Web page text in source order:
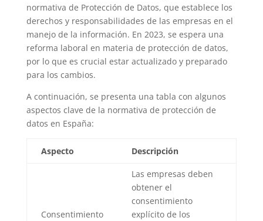
normativa de Protección de Datos, que establece los
derechos y responsabilidades de las empresas en el
manejo de la información. En 2023, se espera una
reforma laboral en materia de protección de datos,
por lo que es crucial estar actualizado y preparado
para los cambios.
A continuación, se presenta una tabla con algunos
aspectos clave de la normativa de protección de
datos en España:
Aspecto Descripción
Consentimiento
Las empresas deben
obtener el
consentimiento
explícito de los